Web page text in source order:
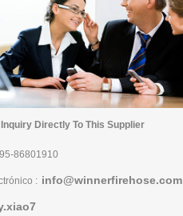
Directly To This Supplier
86801910
: info@winnerfirehose.com